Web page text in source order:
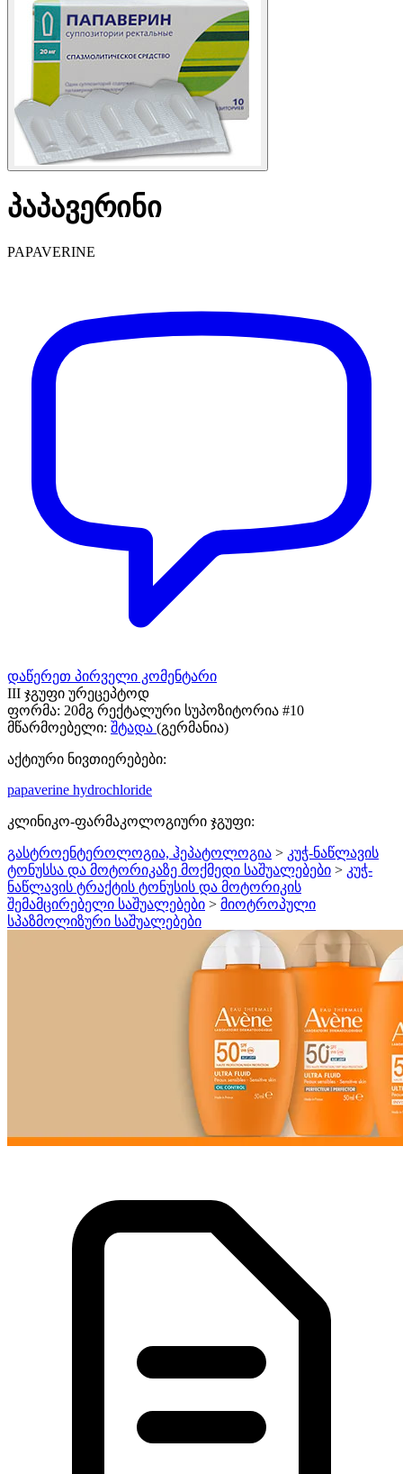
პაპავერინი
PAPAVERINE
დაწერეთ პირველი კომენტარი
III ჯგუფი ურეცეპტოდ
ფორმა: 20მგ რექტალური სუპოზიტორია #10
მწარმოებელი: შტადა (გერმანია)
აქტიური ნივთიერებები:
papaverine hydrochloride
კლინიკო-ფარმაკოლოგიური ჯგუფი:
გასტროენტეროლოგია, ჰეპატოლოგია > კუჭ-ნაწლავის
ტონუსსა და მოტორიკაზე მოქმედი საშუალებები > კუჭ-
ნაწლავის ტრაქტის ტონუსის და მოტორიკის
შემამცირებელი საშუალებები > მიოტროპული
სპაზმოლიზური საშუალებები